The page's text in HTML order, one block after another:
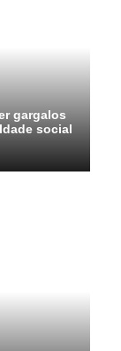
gargalos
social